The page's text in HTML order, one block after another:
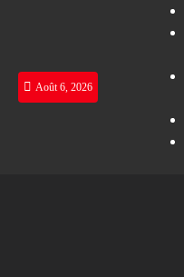
Août 6, 2026